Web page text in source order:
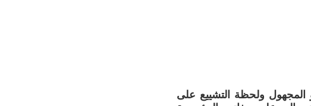
المجهول ولحظة التشييع على